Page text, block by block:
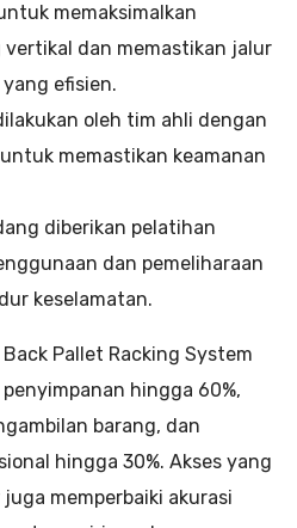
memaksimalkan
dan memastikan jalur
efisien.
oleh tim ahli dengan
memastikan keamanan
diberikan pelatihan
dan pemeliharaan
keselamatan.
Pallet Racking System
hingga 60%,
barang, dan
hingga 30%. Akses yang
memperbaiki akurasi